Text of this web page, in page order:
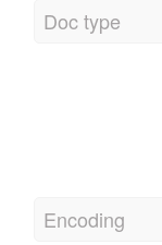
Doc type
Encoding